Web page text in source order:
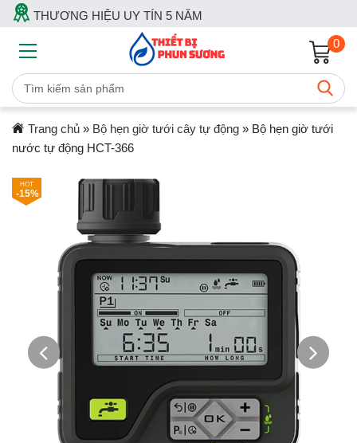
THƯƠNG HIỆU UY TÍN 5 NĂM
0
Trang chủ» Bộ hẹn giờ tưới cây tự động» Bộ hẹn giờ tưới
nước tự động HCT-366
-15%